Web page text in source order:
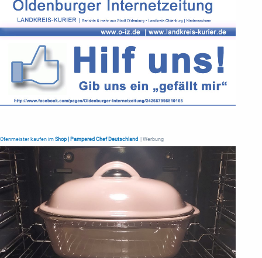
Ofenmeister kaufen im Shop | Pampered Chef Deutschland | Werbung